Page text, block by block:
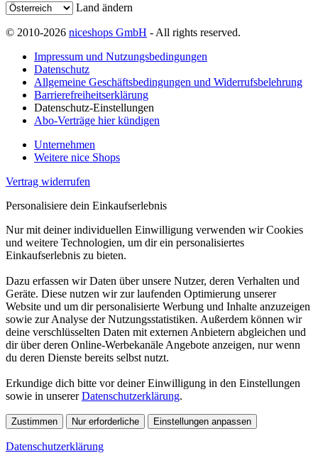
Land ändern
© 2010-2026 niceshops GmbH - All rights reserved.
Impressum und Nutzungsbedingungen
Datenschutz
Allgemeine Geschäftsbedingungen und Widerrufsbelehrung
Barrierefreiheitserklärung
Datenschutz-Einstellungen
Abo-Verträge hier kündigen
Unternehmen
Weitere nice Shops
Vertrag widerrufen
Personalisiere dein Einkaufserlebnis
Nur mit deiner individuellen Einwilligung verwenden wir Cookies
und weitere Technologien, um dir ein personalisiertes
Einkaufserlebnis zu bieten.
Dazu erfassen wir Daten über unsere Nutzer, deren Verhalten und
Geräte. Diese nutzen wir zur laufenden Optimierung unserer
Website und um dir personalisierte Werbung und Inhalte anzuzeigen
sowie zur Analyse der Nutzungsstatistiken. Außerdem können wir
deine verschlüsselten Daten mit externen Anbietern abgleichen und
dir über deren Online-Werbekanäle Angebote anzeigen, nur wenn
du deren Dienste bereits selbst nutzt.
Erkundige dich bitte vor deiner Einwilligung in den Einstellungen
sowie in unsererDatenschutzerklärung.
Zustimmen Nur erforderliche Einstellungen anpassen
Datenschutzerklärung